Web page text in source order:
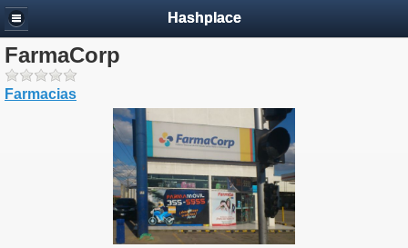
Hashplace
FarmaCorp
Farmacias